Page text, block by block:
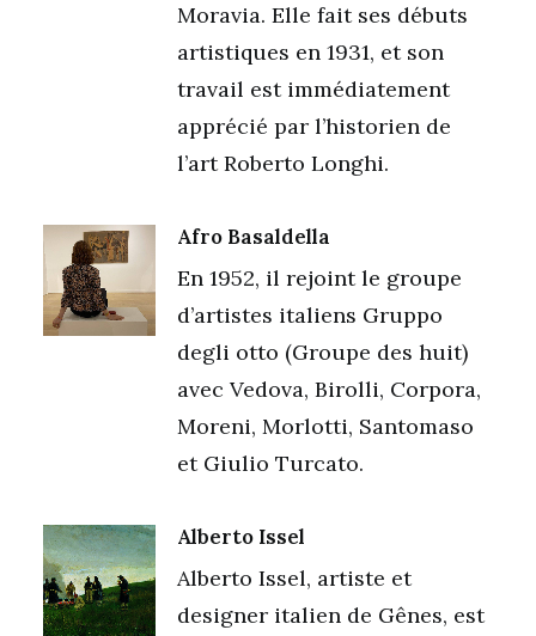
Moravia. Elle fait ses débuts
artistiques en 1931, et son
travail est immédiatement
apprécié par l’historien de
l’art Roberto Longhi.
Afro Basaldella
En 1952, il rejoint le groupe
d’artistes italiens Gruppo
degli otto (Groupe des huit)
avec Vedova, Birolli, Corpora,
Moreni, Morlotti, Santomaso
et Giulio Turcato.
Alberto Issel
Alberto Issel, artiste et
designer italien de Gênes, est